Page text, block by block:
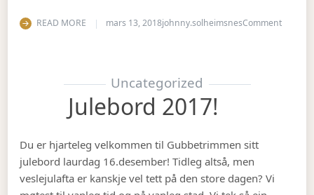
READ MORE mars 13, 2018johnny.solheimsnesCommenton
Uncategorized
Julebord 2017!
Du er hjarteleg velkommen til Gubbetrimmen sitt
julebord laurdag 16.desember! Tidleg altså, men
veslejulafta er kanskje vel tett på den store dagen? Vi